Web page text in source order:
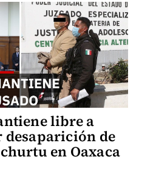
libre a
desaparición de
en Oaxaca